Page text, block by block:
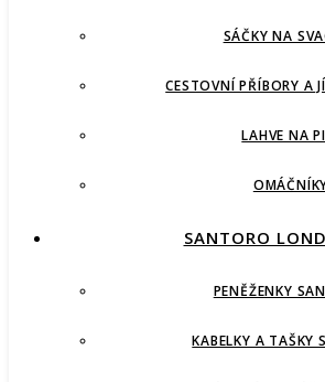
SÁČKY NA
CESTOVNÍ PŘÍBORY A
LAHVE NA
SANTORO
PENĚŽENKY
KABELKY A TAŠKY